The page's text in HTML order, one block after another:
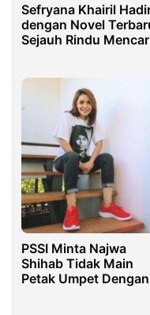
Sefryana Khairil
dengan Novel
Sejauh Rindu
PSSI Minta Najwa
Shihab Tidak Main
Petak Umpet Dengan